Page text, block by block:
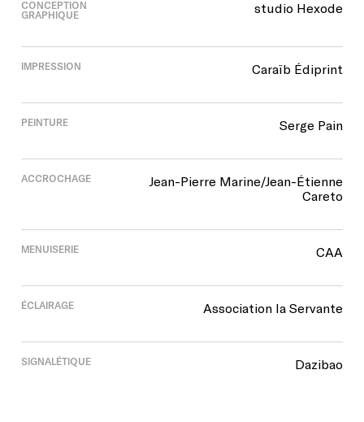
CONCEPTION
GRAPHIQUE
studio Hexode
IMPRESSION Caraïb Édiprint
PEINTURE Serge Pain
ACCROCHAGE
Jean-Pierre Marine/Jean-Étienne
Careto
MENUISERIE CAA
ÉCLAIRAGE Association la Servante
SIGNALÉTIQUE Dazibao